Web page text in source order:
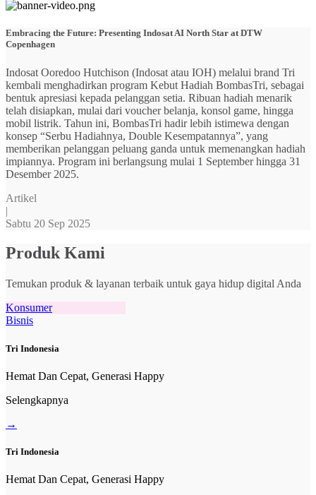
Embracing the Future: Presenting Indosat AI North Star at DTW
Copenhagen
Indosat Ooredoo Hutchison (Indosat atau IOH) melalui brand Tri
kembali menghadirkan program Kebut Hadiah BombasTri, sebagai
bentuk apresiasi kepada pelanggan setia. Ribuan hadiah menarik
telah disiapkan, mulai dari voucher belanja, konsol game, hingga
mobil listrik. Tahun ini, BombasTri hadir lebih istimewa dengan
konsep “Serbu Hadiahnya, Double Kesempatannya”, yang
memberikan pelanggan peluang ganda untuk memenangkan hadiah
impiannya. Program ini berlangsung mulai 1 September hingga 31
Desember 2025.
Artikel
|
Sabtu 20 Sep 2025
Produk Kami
Temukan produk & layanan terbaik untuk gaya hidup digital Anda
Konsumer
Bisnis
Tri Indonesia
Hemat Dan Cepat, Generasi Happy
Selengkapnya
→
Tri Indonesia
Hemat Dan Cepat, Generasi Happy